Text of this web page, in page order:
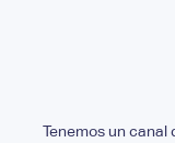
Tenemos un canal